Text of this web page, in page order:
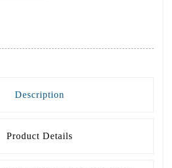
Description
Product Details